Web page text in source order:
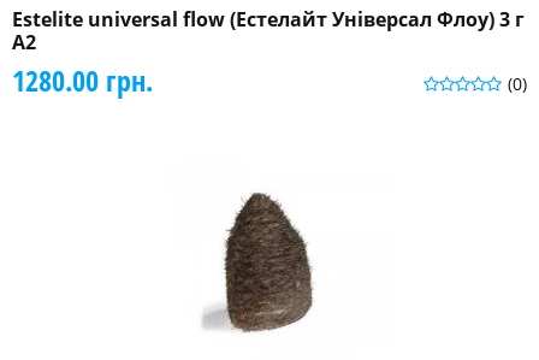
Estelite universal flow (Естелайт Універсал Флоу) 3 г
A2
(0)
1280.00 грн.